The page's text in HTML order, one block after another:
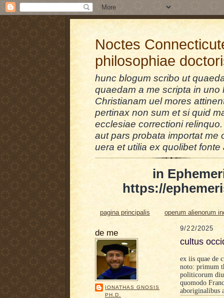
Noctes
philosophiae
hunc blogum scribo ut
quaedam a me scripta in
Christianam uel mores
pertinax non sum et si quid
ecclesiae correctioni
aut pars probata importat me
uera et utilia ex quolibet fonte
in
https://
pagina principalis operum alienorum
de me
IONATHAS GNOSIS
PH.D.
9/22/2025
cultus
ex iis quae de
noto: primum
politicorum
quomodo
aboriginalibus